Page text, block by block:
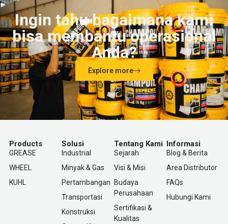
Ingin tahu bagaimana kami
bisa membantu operasional
Anda?
Explore more
Products
GREASE
WHEEL
KUHL
Solusi
Industrial
Minyak & Gas
Pertambangan
Transportasi
Konstruksi
Tentang Kami
Sejarah
Visi & Misi
Budaya
Perusahaan
Sertifikasi &
Kualitas
Informasi
Blog & Berita
Area Distributor
FAQs
Hubungi Kami